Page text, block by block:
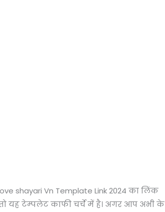
shayari Vn Template Link 2024 का लिंक
यह टेम्पलेट काफी चर्चे में है। अगर आप अभी के